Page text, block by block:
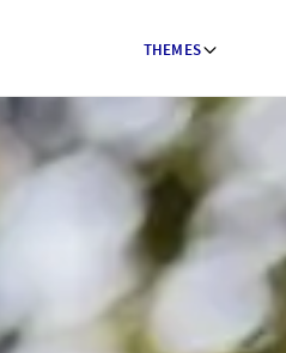
THEMES